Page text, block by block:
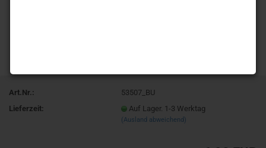
Art.Nr.:
53507_BU
Lieferzeit:
Auf Lager. 1-3 Werktag
(Ausland abweichend)